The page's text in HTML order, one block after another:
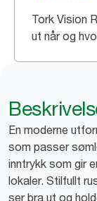
Tork Vision
ut når og
En moderne
som passer
inntrykk som gir
lokaler. Stilfullt
ser bra ut og